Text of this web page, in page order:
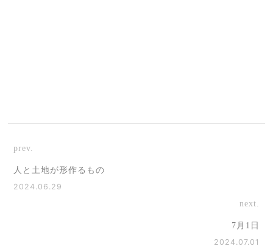
prev.
人と土地が形作るもの
2024.06.29
next.
7月1日
2024.07.01